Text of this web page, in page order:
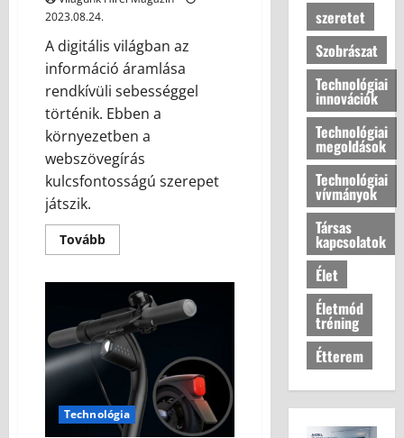
2023.08.24.
A digitális világban az
információ áramlása
rendkívüli sebességgel
történik. Ebben a
környezetben a
webszövegírás
kulcsfontosságú szerepet
játszik.
Tovább
Technológia
szeretet
Szobrászat
Technológiai
innovációk
Technológiai
megoldások
Technológiai
vívmányok
Társas
kapcsolatok
Élet
Életmód
tréning
Étterem